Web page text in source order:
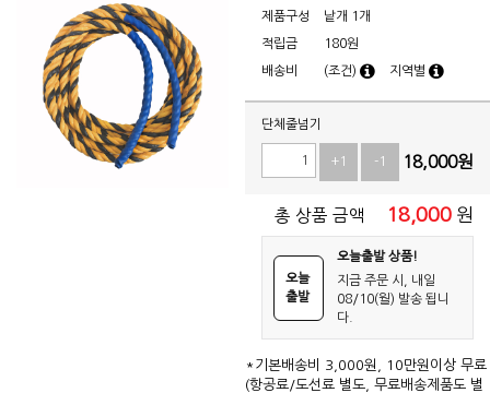
제품구성 낱개 1개
적립금 180원
배송비 (조건) 지역별
단체줄넘기
+1 -1 18,000원
총 상품 금액 18,000 원
오늘
출발
오늘출발 상품!
지금 주문 시, 내일
08/10(월) 발송 됩니
다.
*기본배송비 3,000원, 10만원이상 무료
(항공료/도선료 별도, 무료배송제품도 별